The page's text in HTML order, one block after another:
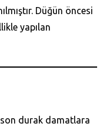
Düğün öncesi
yapılan
durak damatlara